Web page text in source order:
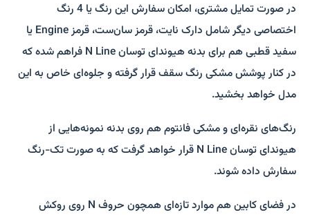
در صورت تمایل مشتری، امکان سفارش این رنگ یا 4 رنگ
اختصاصی دیگر شامل دارک نایت، قرمز سان‌ست، قرمز Engine یا
سفید قطبی هم برای بدنه هیوندای توسان N Line فراهم شده که
در کنار پوشش مشکی رنگ سقف قرار گرفته و جلوه‌­ای خاص به این
مدل خواهد بخشید.
رنگ‌های نقره‌­ای و مشکی فانتوم هم روی بدنه نمونه‌هایی از
هیوندای توسان N Line قرار خواهد گرفت که به صورت تک-رنگ
سفارش داده شوند.
در فضای کابین هم موارد تازه­‌ای همچون حروف N روی روکش